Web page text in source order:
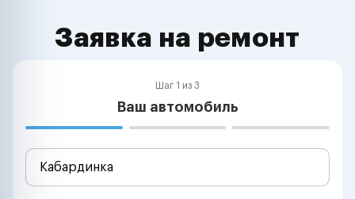
Заявка на ремонт
Шаг 1 из 3
Ваш автомобиль